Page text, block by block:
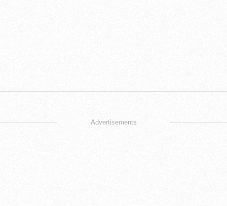
Advertisements